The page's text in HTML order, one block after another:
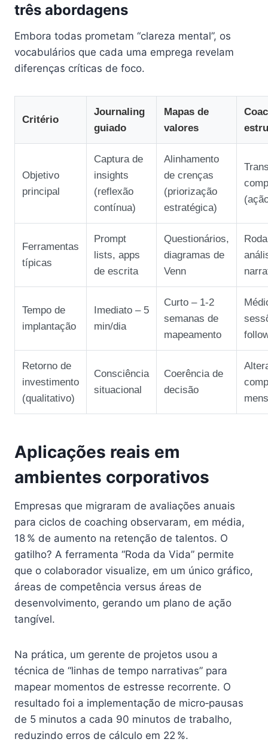
três abordagens
Embora todas prometam “clareza mental”, os
vocabulários que cada uma emprega revelam
diferenças críticas de foco.
Critério
Journaling
guiado
Mapas de
valores
Objetivo
principal
Captura de
insights
(reflexão
contínua)
Alinhamento
de crenças
(priorização
estratégica)
Ferramentas
típicas
Prompt
lists, apps
de escrita
Questionários,
diagramas de
Venn
Tempo de
implantação
Imediato – 5
min/dia
Curto – 1‑2
semanas de
mapeamento
Retorno de
investimento
(qualitativo)
Consciência
situacional
Coerência de
decisão
Aplicações reais em
ambientes corporativos
Empresas que migraram de avaliações anuais
para ciclos de coaching observaram, em média,
18 % de aumento na retenção de talentos. O
gatilho? A ferramenta “Roda da Vida” permite
que o colaborador visualize, em um único gráfico,
áreas de competência versus áreas de
desenvolvimento, gerando um plano de ação
tangível.
Na prática, um gerente de projetos usou a
técnica de “linhas de tempo narrativas” para
mapear momentos de estresse recorrente. O
resultado foi a implementação de micro‑pausas
de 5 minutos a cada 90 minutos de trabalho,
reduzindo erros de cálculo em 22 %.